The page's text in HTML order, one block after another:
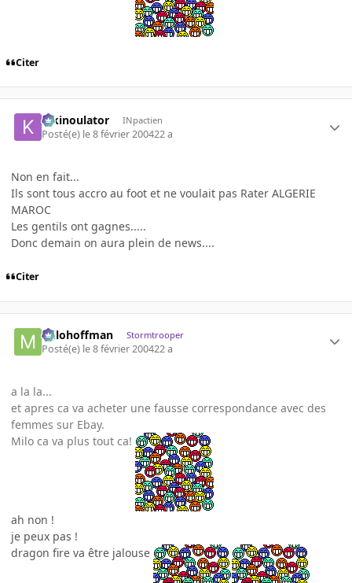
Citer
kikinoulator INpactien
Posté(e) le 8 février 200422 a
Non en fait...
Ils sont tous accro au foot et ne voulait pas Rater ALGERIE
MAROC
Les gentils ont gagnes.....
Donc demain on aura plein de news....
Citer
milohoffman Stormtrooper
Posté(e) le 8 février 200422 a
a la la...
et apres ca va acheter une fausse correspondance avec des
femmes sur Ebay.
Milo ca va plus tout ca!
ah non !
je peux pas !
dragon fire va être jalouse